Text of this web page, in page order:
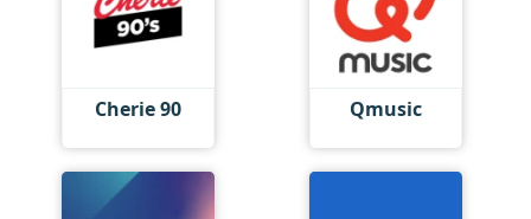
Cherie 90 Qmusic